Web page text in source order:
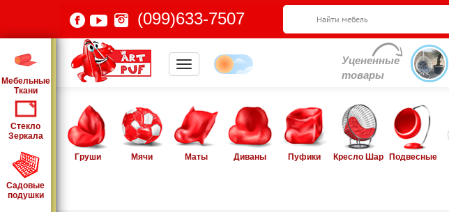
(099)633-7507
Уцененные
товары
Груши Мячи Маты Диваны Пуфики Кресло Шар Подвесные
Мебельные
Ткани
Стекло
Зеркала
Садовые
подушки